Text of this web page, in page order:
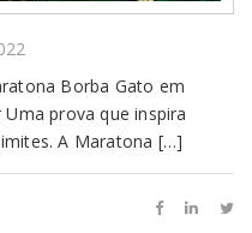
Borba Gato em
prova que inspira
A Maratona […]